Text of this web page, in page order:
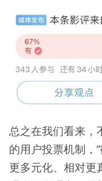
总之在我们看来，
的用户投票机制，
更多元化、相对更